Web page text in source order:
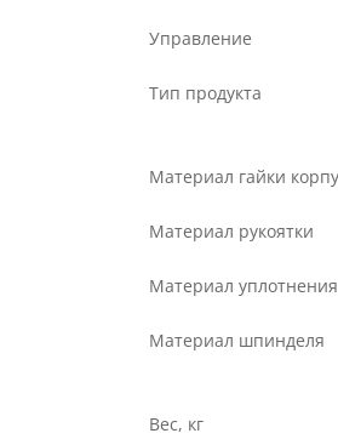
Управление
Тип продукта
Материал гайки
Материал рукоятки
Материал
Материал шпинделя
Вес, кг